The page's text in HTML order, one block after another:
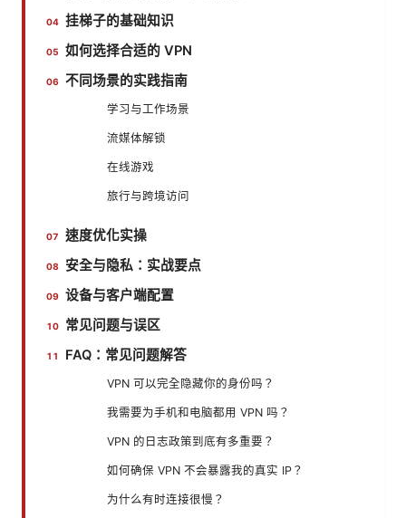
挂梯子的基础知识
如何选择合适的 VPN
不同场景的实践指南
学习与工作场景
流媒体解锁
在线游戏
旅行与跨境访问
速度优化实操
安全与隐私：实战要点
设备与客户端配置
常见问题与误区
FAQ：常见问题解答
VPN 可以完全隐藏你的身份吗？
我需要为手机和电脑都用 VPN 吗？
VPN 的日志政策到底有多重要？
如何确保 VPN 不会暴露我的真实 IP？
为什么有时连接很慢？